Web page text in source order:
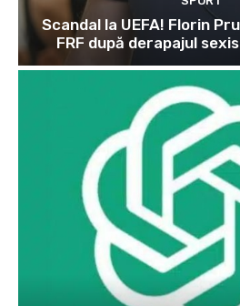
Scandal la UEFA! Florin
FRF după derapajul